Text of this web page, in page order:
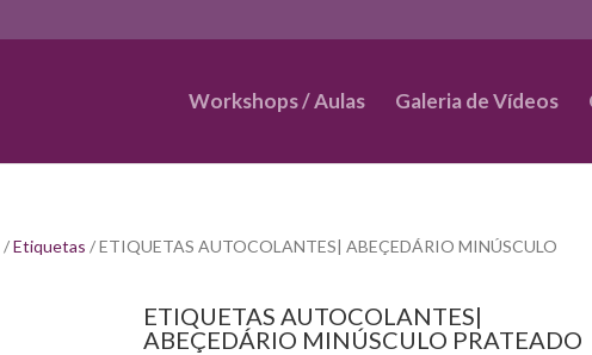
Workshops / Aulas Galeria de Vídeos
/Etiquetas / ETIQUETAS AUTOCOLANTES| ABEÇEDÁRIO MINÚSCULO
ETIQUETAS AUTOCOLANTES|
ABEÇEDÁRIO MINÚSCULO PRATEADO